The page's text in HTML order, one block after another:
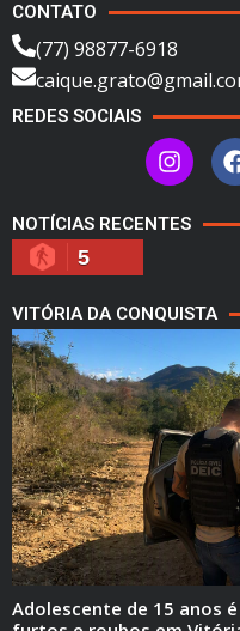
CONTATO
(77) 98877-6918
REDES SOCIAIS
NOTÍCIAS RECENTES
5
VITÓRIA DA CONQUISTA
Adolescente de 15 anos